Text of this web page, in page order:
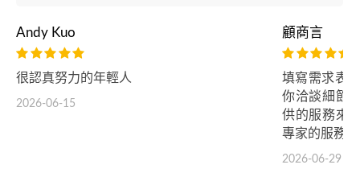
Andy Kuo
很認真努力的年輕人
2026-06-15
顧商言
填寫需求表
你洽談細節
供的服務來
專家的服務
2026-06-29